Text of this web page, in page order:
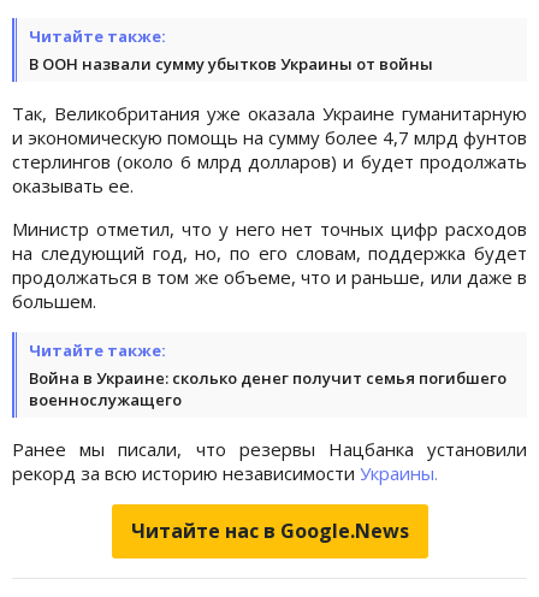
Читайте также:
В ООН назвали сумму убытков Украины от войны
Так, Великобритания уже оказала Украине гуманитарную
и экономическую помощь на сумму более 4,7 млрд фунтов
стерлингов (около 6 млрд долларов) и будет продолжать
оказывать ее.
Министр отметил, что у него нет точных цифр расходов
на следующий год, но, по его словам, поддержка будет
продолжаться в том же объеме, что и раньше, или даже в
большем.
Читайте также:
Война в Украине: сколько денег получит семья погибшего
военнослужащего
Ранее мы писали, что резервы Нацбанка установили
рекорд за всю историю независимости Украины.
Читайте нас в Google.News